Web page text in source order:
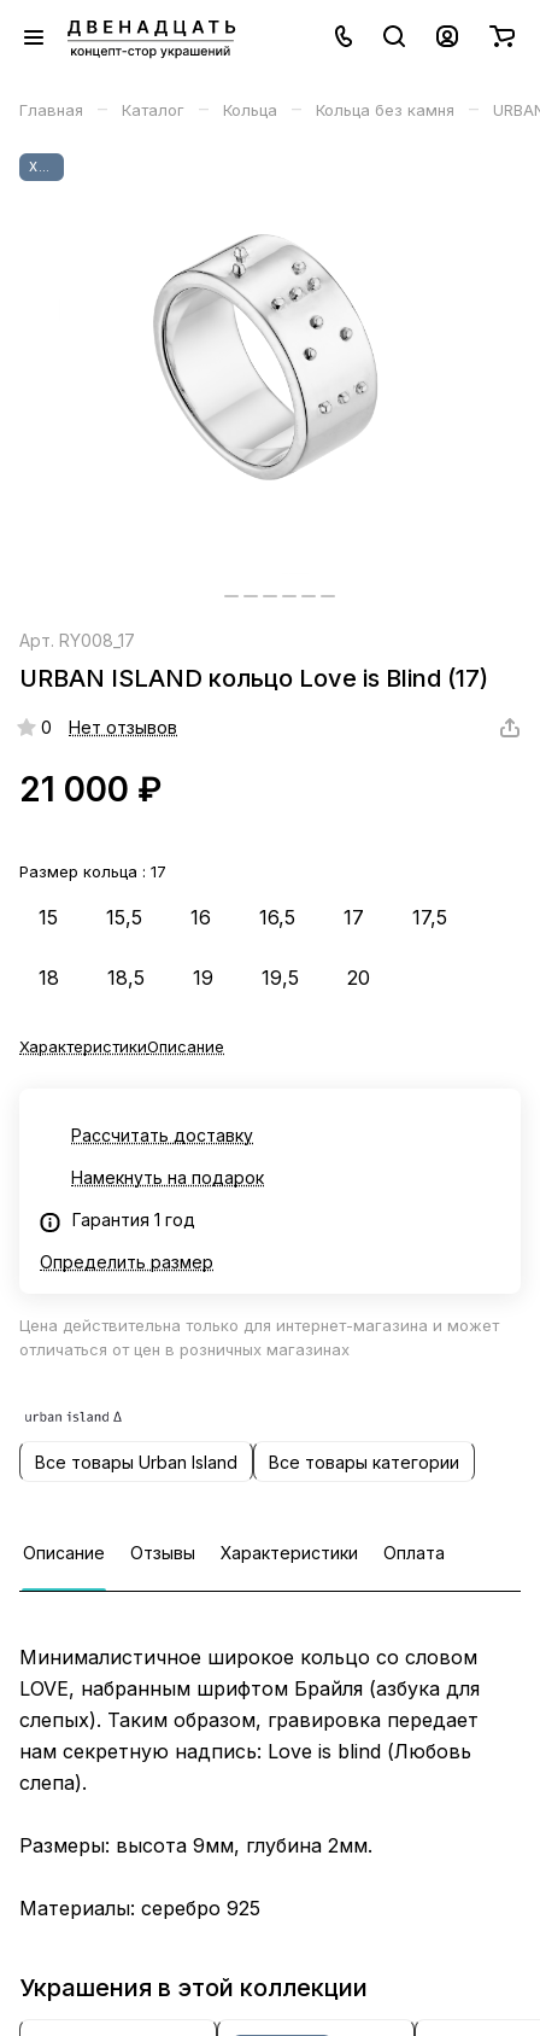
Главная – Каталог – Кольца – Кольца без камня –
Арт. RY008_17
URBAN ISLAND кольцо Love is Blind (17)
0 Нет отзывов
21 000 ₽
Размер кольца : 17
15 15,5 16 16,5 17 17,5
18 18,5 19 19,5 20
ХарактеристикиОписание
Рассчитать доставку
Намекнуть на подарок
Гарантия 1 год
Определить размер
Цена действительна только для интернет-магазина и может
отличаться от цен в розничных магазинах
Все товары Urban Island Все товары категории
Описание Отзывы Характеристики Оплата
Минималистичное широкое кольцо со словом
LOVE, набранным шрифтом Брайля (азбука для
слепых). Таким образом, гравировка передает
нам секретную надпись: Love is blind (Любовь
слепа).
Размеры: высота 9мм, глубина 2мм.
Материалы: серебро 925
Украшения в этой коллекции